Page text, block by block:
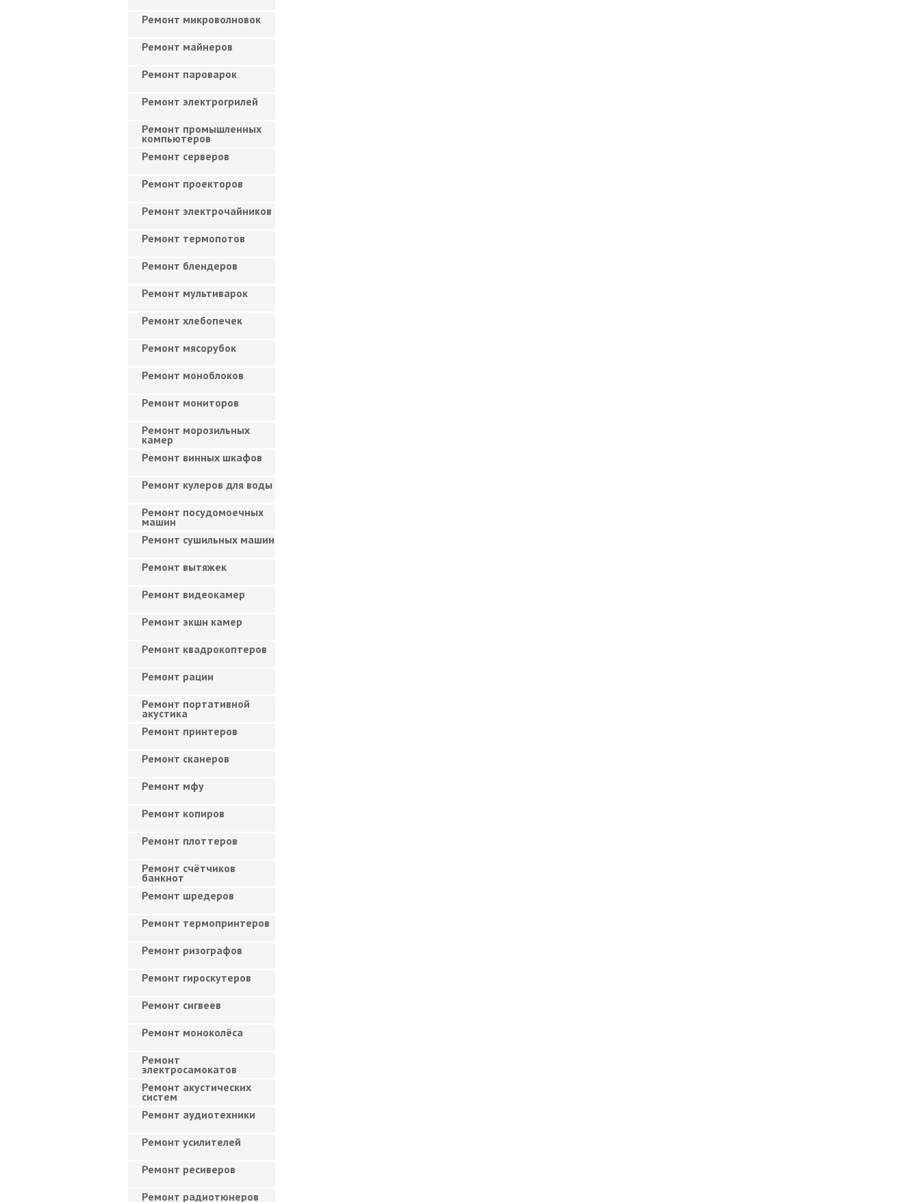
Ремонт микроволновок
Ремонт майнеров
Ремонт пароварок
Ремонт электрогрилей
Ремонт промышленных
компьютеров
Ремонт серверов
Ремонт проекторов
Ремонт электрочайников
Ремонт термопотов
Ремонт блендеров
Ремонт мультиварок
Ремонт хлебопечек
Ремонт мясорубок
Ремонт моноблоков
Ремонт мониторов
Ремонт морозильных
камер
Ремонт винных шкафов
Ремонт кулеров для воды
Ремонт посудомоечных
машин
Ремонт сушильных машин
Ремонт вытяжек
Ремонт видеокамер
Ремонт экшн камер
Ремонт квадрокоптеров
Ремонт рации
Ремонт портативной
акустика
Ремонт принтеров
Ремонт сканеров
Ремонт мфу
Ремонт копиров
Ремонт плоттеров
Ремонт счётчиков
банкнот
Ремонт шредеров
Ремонт термопринтеров
Ремонт ризографов
Ремонт гироскутеров
Ремонт сигвеев
Ремонт моноколёса
Ремонт
электросамокатов
Ремонт акустических
систем
Ремонт аудиотехники
Ремонт усилителей
Ремонт ресиверов
Ремонт радиотюнеров